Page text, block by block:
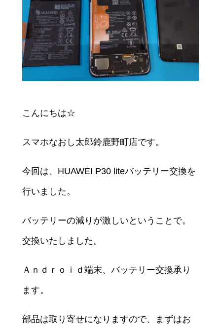
こんにちは☆
スマホなおし太郎鈴鹿野町店です。
今回は、HUAWEI P30 liteバッテリー交換を
行いました。
バッテリーの減りが激しいということで。
交換いたしました。
Ａｎｄｒｏｉｄ端末、バッテリー交換承り
ます。
部品は取り寄せになりますので、まずはお